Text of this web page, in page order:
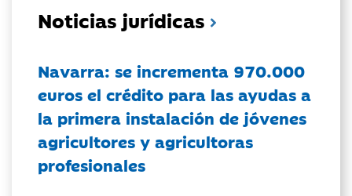
Noticias jurídicas
Navarra: se incrementa 970.000
euros el crédito para las ayudas a
la primera instalación de jóvenes
agricultores y agricultoras
profesionales